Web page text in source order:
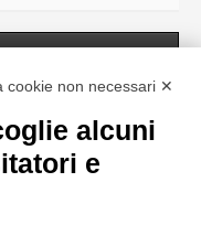
cookie non necessari ✕
alcuni
e